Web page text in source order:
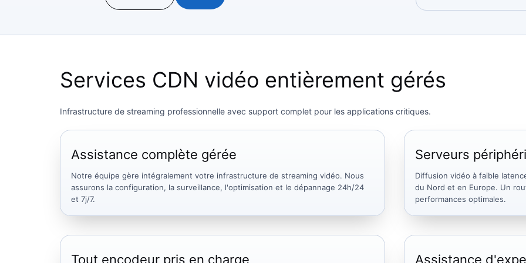
Services CDN vidéo entièrement gérés
Infrastructure de streaming professionnelle avec support complet pour les applications critiques.
Assistance complète gérée
Notre équipe gère intégralement votre infrastructure de streaming vidéo. Nous
assurons la configuration, la surveillance, l'optimisation et le dépannage 24h/24
et 7j/7.
Serveurs
Diffusion vidéo à faible
du Nord et en Europe. Un
performances optimales.
Tout encodeur pris en charge Assistance